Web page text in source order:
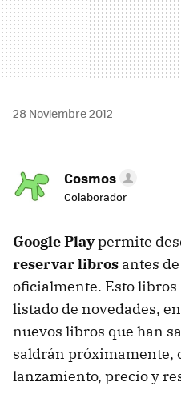
28 Noviembre 2012
Cosmos
Colaborador
Google Playpermite
reservar libros antes
oficialmente. Esto libros
listado de novedades,
nuevos libros que han
saldrán próximamente,
lanzamiento, precio y